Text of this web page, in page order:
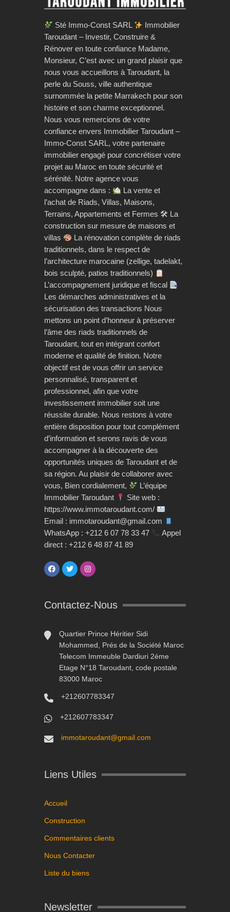
Sté Immo-Const SARL
Immobilier
Taroudant – Investir, Construire &
Rénover en toute confiance Madame,
Monsieur, C’est avec un grand plaisir que
nous vous accueillons à Taroudant, la
perle du Souss, ville authentique
surnommée la petite Marrakech pour son
histoire et son charme exceptionnel.
Nous vous remercions de votre
confiance envers Immobilier Taroudant –
Immo-Const SARL, votre partenaire
immobilier engagé pour concrétiser votre
projet au Maroc en toute sécurité et
sérénité. Notre agence vous
accompagne dans :
La vente et
l’achat de Riads, Villas, Maisons,
Terrains, Appartements et Fermes 🛠 La
construction sur mesure de maisons et
villas
La rénovation complète de riads
traditionnels, dans le respect de
l’architecture marocaine (zellige, tadelakt,
bois sculpté, patios traditionnels)
L’accompagnement juridique et fiscal
Les démarches administratives et la
sécurisation des transactions Nous
mettons un point d’honneur à préserver
l’âme des riads traditionnels de
Taroudant, tout en intégrant confort
moderne et qualité de finition. Notre
objectif est de vous offrir un service
personnalisé, transparent et
professionnel, afin que votre
investissement immobilier soit une
réussite durable. Nous restons à votre
entière disposition pour tout complément
d’information et serons ravis de vous
accompagner à la découverte des
opportunités uniques de Taroudant et de
sa région. Au plaisir de collaborer avec
vous, Bien cordialement,
L’équipe
Immobilier Taroudant
Site web :
https://www.immotaroudant.com/
Email : immotaroudant@gmail.com
WhatsApp : +212 6 07 78 33 47
Appel
direct : +212 6 48 87 41 89
Contactez-Nous
Quartier Prince Héritier Sidi
Mohammed, Prés de la Société Maroc
Telecom Immeuble Dardiuri 2éme
Etage N°18 Taroudant, code postale
83000 Maroc
+212607783347
+212607783347
immotaroudant@gmail.com
Liens Utiles
Accueil
Construction
Commentaires clients
Nous Contacter
Liste du biens
Newsletter